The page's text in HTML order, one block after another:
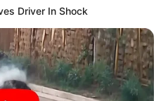
Driver In Shock